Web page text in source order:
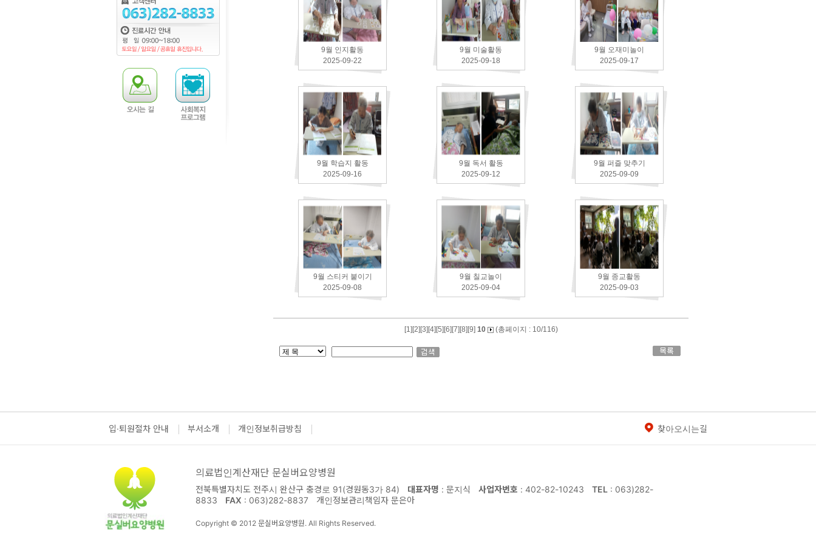
9월 인지활동
2025-09-22
9월 미술활동
2025-09-18
9월 오재미놀이
2025-09-17
9월 학습지 활동
2025-09-16
9월 독서 활동
2025-09-12
9월 퍼즐 맞추기
2025-09-09
9월 스티커 붙이기
2025-09-08
9월 칠교놀이
2025-09-04
9월 종교활동
2025-09-03
[1][2][3][4][5][6][7][8][9] 10 (총페이지 : 10/116)
입·퇴원절차 안내 부서소개 개인정보취급방침 찾아오시는길
의료법인계산재단 문실버요양병원
전북특별자치도 전주시 완산구 충경로 91(경원동3가 84) 대표자명 : 문지식 사업자번호 : 402-82-10243 TEL : 063)282-
8833
FAX : 063)282-8837 개인정보관리책임자 문은아
Copyright © 2012 문실버요양병원. All Rights Reserved.